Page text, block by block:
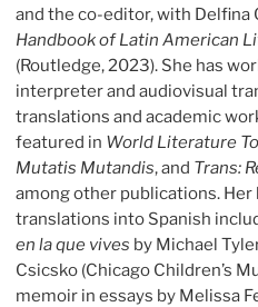
and the co-editor, with Delfina
Handbook of Latin American
(Routledge, 2023). She has
interpreter and audiovisual
translations and academic
featured in World Literature
Mutatis Mutandis, and Trans:
among other publications.
translations into Spanish
en la que vives by Michael
Csicsko (Chicago Children’s
memoir in essays by Melissa